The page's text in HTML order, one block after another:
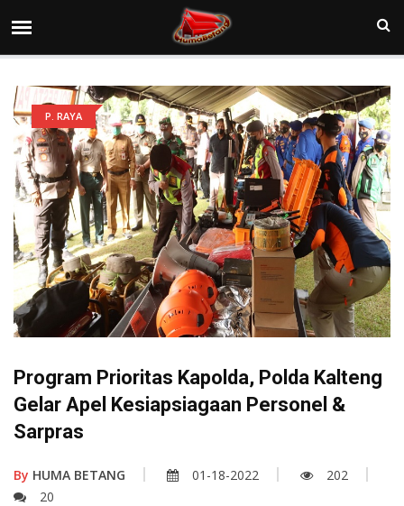
P. RAYA
Program Prioritas Kapolda, Polda Kalteng
Gelar Apel Kesiapsiagaan Personel &
Sarpras
By HUMA BETANG 01-18-2022
202
20